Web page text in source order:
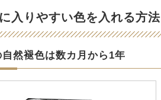
入りやすい色を入れる方法
然褪色は数カ月から1年